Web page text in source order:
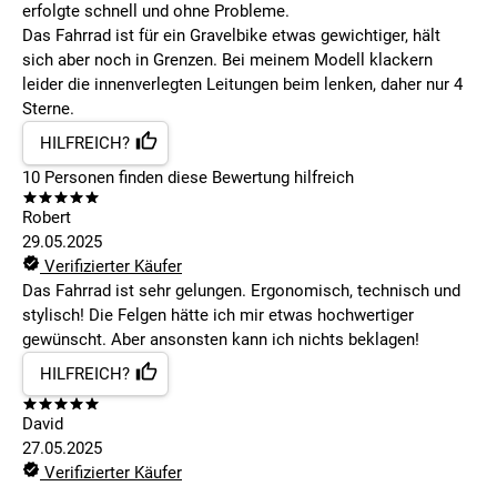
erfolgte schnell und ohne Probleme.
Das Fahrrad ist für ein Gravelbike etwas gewichtiger, hält
sich aber noch in Grenzen. Bei meinem Modell klackern
leider die innenverlegten Leitungen beim lenken, daher nur 4
Sterne.
HILFREICH?
10 Personen finden diese Bewertung hilfreich
Robert
29.05.2025
Verifizierter Käufer
Das Fahrrad ist sehr gelungen. Ergonomisch, technisch und
stylisch! Die Felgen hätte ich mir etwas hochwertiger
gewünscht. Aber ansonsten kann ich nichts beklagen!
HILFREICH?
David
27.05.2025
Verifizierter Käufer